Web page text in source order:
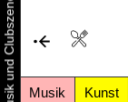
Musik Kunst